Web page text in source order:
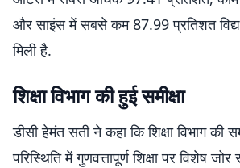
और साइंस में सबसे कम 87.99 प्रतिशत
मिली है.
शिक्षा विभाग की हुई समीक्षा
डीसी हेमंत सती ने कहा कि शिक्षा विभाग की
परिस्थिति में गुणवत्तापूर्ण शिक्षा पर विशेष